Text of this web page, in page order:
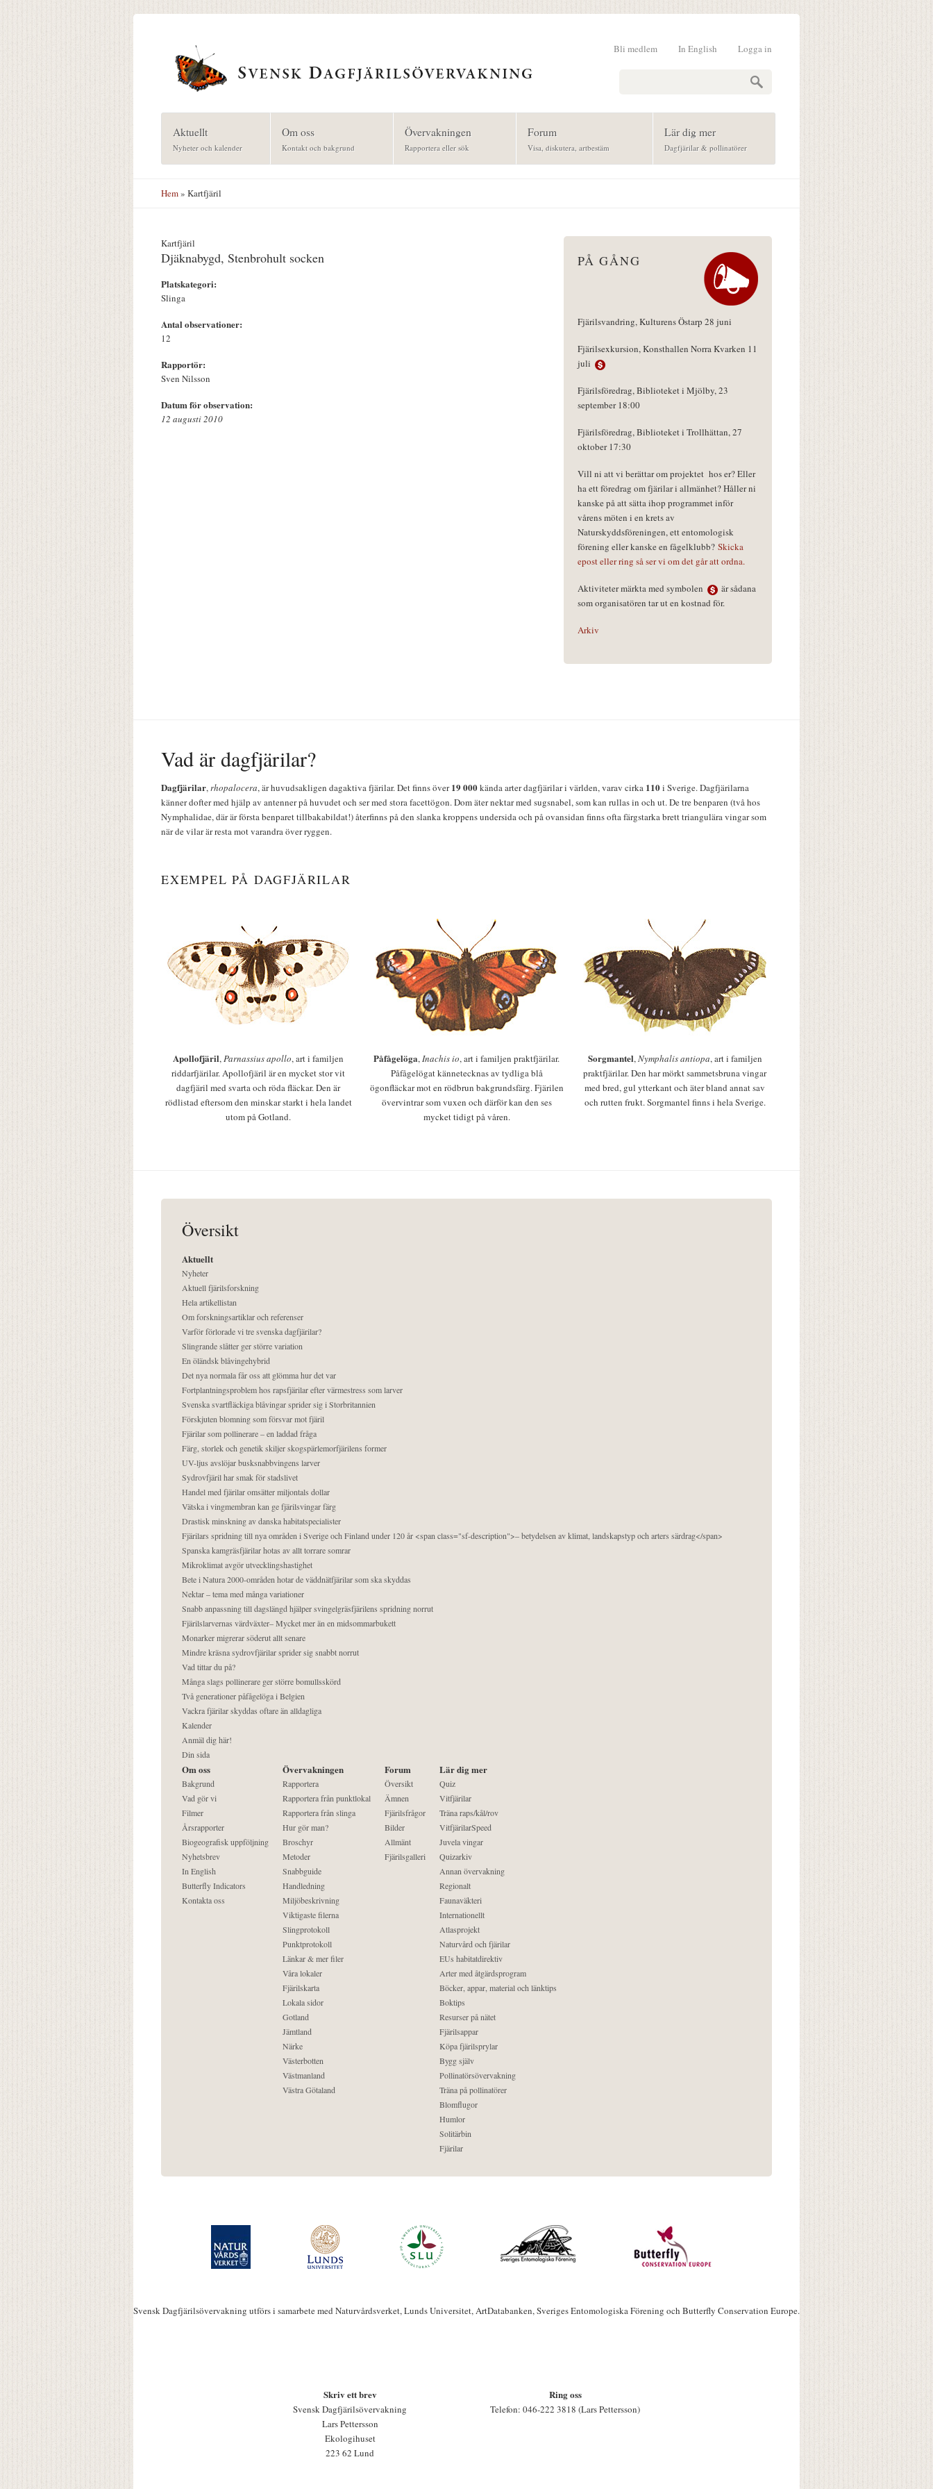
Logga in
In English
Bli medlem
Aktuellt
Nyheter och kalender
Om oss
Kontakt och bakgrund
Övervakningen
Rapportera eller sök
Forum
Visa, diskutera, artbestäm
Lär dig mer
Dagfjärilar & pollinatörer
Hem» Kartfjäril
Kartfjäril
Djäknabygd, Stenbrohult socken
Platskategori:
Slinga
Antal observationer:
12
Rapportör:
Sven Nilsson
Datum för observation:
12 augusti 2010
PÅ GÅNG
Fjärilsvandring, Kulturens Östarp 28 juni
Fjärilsexkursion, Konsthallen Norra Kvarken 11
juli
Fjärilsföredrag, Biblioteket i Mjölby, 23
september 18:00
Fjärilsföredrag, Biblioteket i Trollhättan, 27
oktober 17:30
Vill ni att vi berättar om projektet hos er? Eller
ha ett föredrag om fjärilar i allmänhet? Håller ni
kanske på att sätta ihop programmet inför
vårens möten i en krets av
Naturskyddsföreningen, ett entomologisk
förening eller kanske en fågelklubb? Skicka
epost eller ring så ser vi om det går att ordna.
Aktiviteter märkta med symbolen
är sådana
som organisatören tar ut en kostnad för.
Arkiv
Vad är dagfjärilar?
Dagfjärilar,rhopalocera, är huvudsakligen dagaktiva fjärilar. Det finns över19 000kända arter dagfjärilar i världen, varav cirka 110i Sverige. Dagfjärilarna
känner dofter med hjälp av antenner på huvudet och ser med stora facettögon. Dom äter nektar med sugsnabel, som kan rullas in och ut. De tre benparen (två hos
Nymphalidae, där är första benparet tillbakabildat!) återfinns på den slanka kroppens undersida och på ovansidan finns ofta färgstarka brett triangulära vingar som
när de vilar är resta mot varandra över ryggen.
EXEMPEL PÅ DAGFJÄRILAR
Apollofjäril,Parnassius apollo, art i familjen
riddarfjärilar. Apollofjäril är en mycket stor vit
dagfjäril med svarta och röda fläckar. Den är
rödlistad eftersom den minskar starkt i hela landet
utom på Gotland.
Påfågelöga,Inachis io, art i familjen praktfjärilar.
Påfågelögat kännetecknas av tydliga blå
ögonfläckar mot en rödbrun bakgrundsfärg. Fjärilen
övervintrar som vuxen och därför kan den ses
mycket tidigt på våren.
Sorgmantel,Nymphalis antiopa, art i familjen
praktfjärilar. Den har mörkt sammetsbruna vingar
med bred, gul ytterkant och äter bland annat sav
och rutten frukt. Sorgmantel finns i hela Sverige.
Översikt
Aktuellt
Nyheter
Aktuell fjärilsforskning
Hela artikellistan
Om forskningsartiklar och referenser
Varför förlorade vi tre svenska dagfjärilar?
Slingrande slåtter ger större variation
En öländsk blåvingehybrid
Det nya normala får oss att glömma hur det var
Fortplantningsproblem hos rapsfjärilar efter värmestress som larver
Svenska svartfläckiga blåvingar sprider sig i Storbritannien
Förskjuten blomning som försvar mot fjäril
Fjärilar som pollinerare – en laddad fråga
Färg, storlek och genetik skiljer skogspärlemorfjärilens former
UV-ljus avslöjar busksnabbvingens larver
Sydrovfjäril har smak för stadslivet
Handel med fjärilar omsätter miljontals dollar
Vätska i vingmembran kan ge fjärilsvingar färg
Drastisk minskning av danska habitatspecialister
Fjärilars spridning till nya områden i Sverige och Finland under 120 år <span class="sf-description">– betydelsen av klimat, landskapstyp och arters särdrag</span>
Spanska kamgräsfjärilar hotas av allt torrare somrar
Mikroklimat avgör utvecklingshastighet
Bete i Natura 2000-områden hotar de väddnätfjärilar som ska skyddas
Nektar – tema med många variationer
Snabb anpassning till dagslängd hjälper svingelgräsfjärilens spridning norrut
Fjärilslarvernas värdväxter– Mycket mer än en midsommarbukett
Monarker migrerar söderut allt senare
Mindre kräsna sydrovfjärilar sprider sig snabbt norrut
Vad tittar du på?
Många slags pollinerare ger större bomullsskörd
Två generationer påfågelöga i Belgien
Vackra fjärilar skyddas oftare än alldagliga
Kalender
Anmäl dig här!
Din sida
Om oss
Bakgrund
Vad gör vi
Filmer
Årsrapporter
Biogeografisk uppföljning
Nyhetsbrev
In English
Butterfly Indicators
Kontakta oss
Övervakningen
Rapportera
Rapportera från punktlokal
Rapportera från slinga
Hur gör man?
Broschyr
Metoder
Snabbguide
Handledning
Miljöbeskrivning
Viktigaste filerna
Slingprotokoll
Punktprotokoll
Länkar & mer filer
Våra lokaler
Fjärilskarta
Lokala sidor
Gotland
Jämtland
Närke
Västerbotten
Västmanland
Västra Götaland
Forum
Översikt
Ämnen
Fjärilsfrågor
Bilder
Allmänt
Fjärilsgalleri
Lär dig mer
Quiz
Vitfjärilar
Träna raps/kål/rov
VitfjärilarSpeed
Juvela vingar
Quizarkiv
Annan övervakning
Regionalt
Faunaväkteri
Internationellt
Atlasprojekt
Naturvård och fjärilar
EUs habitatdirektiv
Arter med åtgärdsprogram
Böcker, appar, material och länktips
Boktips
Resurser på nätet
Fjärilsappar
Köpa fjärilsprylar
Bygg själv
Pollinatörsövervakning
Träna på pollinatörer
Blomflugor
Humlor
Solitärbin
Fjärilar
Svensk Dagfjärilsövervakning utförs i samarbete med Naturvårdsverket, Lunds Universitet, ArtDatabanken, Sveriges Entomologiska Förening och Butterfly Conservation Europe.
Skriv ett brev
Svensk Dagfjärilsövervakning
Lars Pettersson
Ekologihuset
223 62 Lund
Ring oss
Telefon: 046-222 3818 (Lars Pettersson)